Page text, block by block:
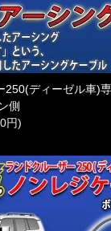
250(ディーゼル車)
側
円)